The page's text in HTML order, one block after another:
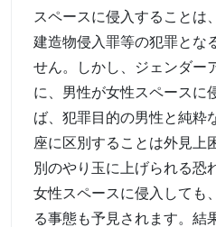
スペースに侵入することは
建造物侵入罪等の犯罪とな
せん。しかし、ジェンダー
に、男性が女性スペースに
ば、犯罪目的の男性と純粋
座に区別することは外見上
別のやり玉に上げられる恐
女性スペースに侵入しても
る事態も予見されます。結